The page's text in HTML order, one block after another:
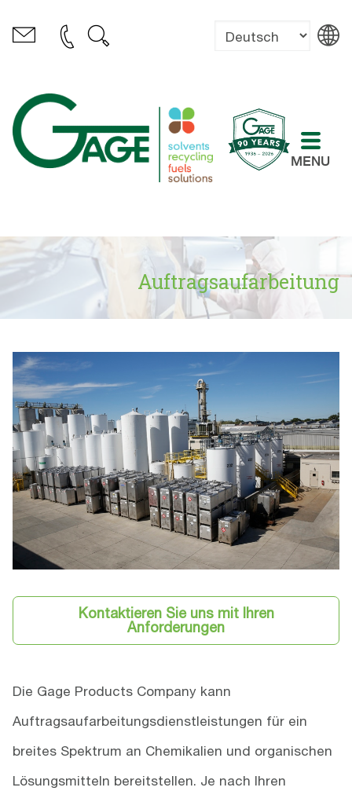
MENU
Auftragsaufarbeitung
Kontaktieren Sie uns mit Ihren
Anforderungen
Die Gage Products Company kann
Auftragsaufarbeitungsdienstleistungen für ein
breites Spektrum an Chemikalien und organischen
Lösungsmitteln bereitstellen. Je nach Ihren